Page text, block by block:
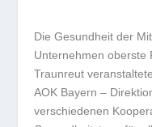
Die Gesundheit der
Unternehmen oberste
Traunreut
AOK Bayern –
verschiedenen